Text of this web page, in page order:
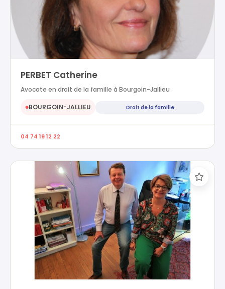
PERBET Catherine
Avocate en droit de la famille à Bourgoin-Jallieu
●BOURGOIN-JALLIEU Droit de la famille
04 74 19 12 22